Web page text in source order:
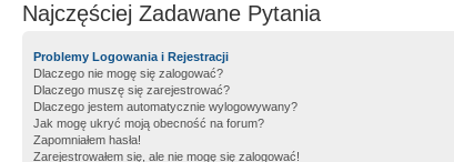
Najczęściej Zadawane Pytania
Problemy Logowania i Rejestracji
Dlaczego nie mogę się zalogować?
Dlaczego muszę się zarejestrować?
Dlaczego jestem automatycznie wylogowywany?
Jak mogę ukryć moją obecność na forum?
Zapomniałem hasła!
Zarejestrowałem się, ale nie mogę się zalogować!